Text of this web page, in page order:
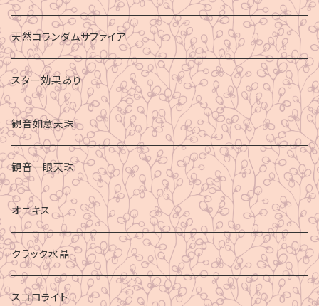
天然コランダムサファイア
スター効果あり
観音如意天珠
観音一眼天珠
オニキス
クラック水晶
スコロライト